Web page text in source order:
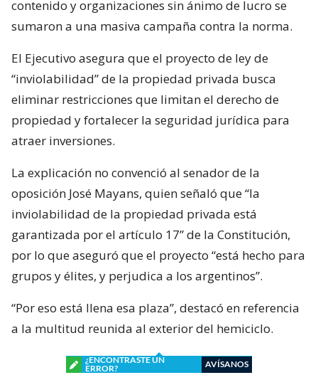
contenido y organizaciones sin ánimo de lucro se
sumaron a una masiva campaña contra la norma.
El Ejecutivo asegura que el proyecto de ley de
“inviolabilidad” de la propiedad privada busca
eliminar restricciones que limitan el derecho de
propiedad y fortalecer la seguridad jurídica para
atraer inversiones.
La explicación no convenció al senador de la
oposición José Mayans, quien señaló que “la
inviolabilidad de la propiedad privada está
garantizada por el artículo 17” de la Constitución,
por lo que aseguró que el proyecto “está hecho para
grupos y élites, y perjudica a los argentinos”.
“Por eso está llena esa plaza”, destacó en referencia
a la multitud reunida al exterior del hemiciclo.
¿ENCONTRASTE UN
ERROR?
AVÍSANOS